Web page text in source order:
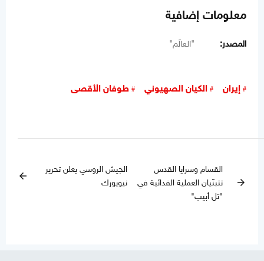
معلومات إضافية
المصدر: "العالَم"
إيران الكيان الصهيوني طوفان الأقصى
arrow_forward
القسام وسرايا القدس
تتبنّيان العملية الفدائية في
"تل أبيب"
الجيش الروسي يعلن تحرير
نيويورك
arrow_back